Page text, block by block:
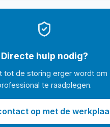
Directe hulp nodig?
tot de storing erger wordt om
te raadplegen.
op met de